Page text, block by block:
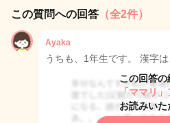
この質問への回答 （全2件）
Ayaka
うちも、1年生です。 漢字は
この回答の
「ママリ」
お読みいた